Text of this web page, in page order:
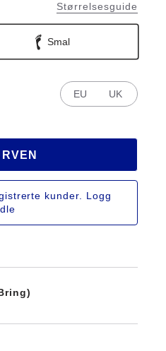
Størrelsesguide
Smal
EU UK
kunder. Logg